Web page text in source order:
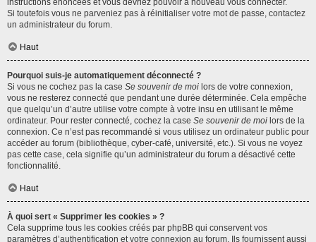
instructions énoncées et vous devriez pouvoir à nouveau vous connecter.
Si toutefois vous ne parveniez pas à réinitialiser votre mot de passe, contactez
un administrateur du forum.
Haut
Pourquoi suis-je automatiquement déconnecté ?
Si vous ne cochez pas la case Se souvenir de moi lors de votre connexion,
vous ne resterez connecté que pendant une durée déterminée. Cela empêche
que quelqu’un d’autre utilise votre compte à votre insu en utilisant le même
ordinateur. Pour rester connecté, cochez la case Se souvenir de moi lors de la
connexion. Ce n’est pas recommandé si vous utilisez un ordinateur public pour
accéder au forum (bibliothèque, cyber-café, université, etc.). Si vous ne voyez
pas cette case, cela signifie qu’un administrateur du forum a désactivé cette
fonctionnalité.
Haut
À quoi sert « Supprimer les cookies » ?
Cela supprime tous les cookies créés par phpBB qui conservent vos
paramètres d’authentification et votre connexion au forum. Ils fournissent aussi